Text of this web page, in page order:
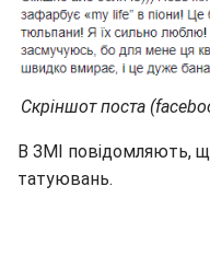
Скріншот поста
В ЗМІ повідомляють,
татуювань.